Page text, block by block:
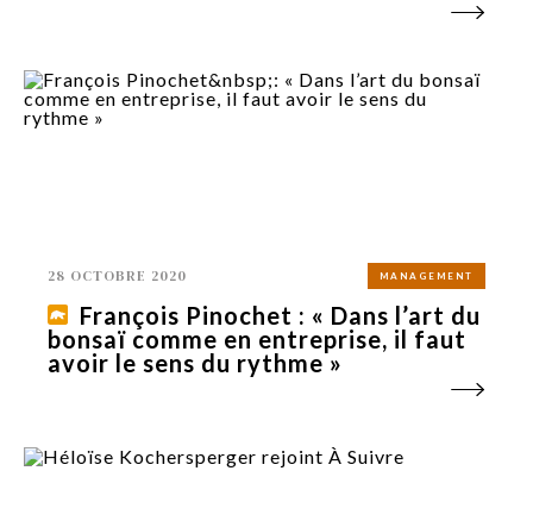
28 OCTOBRE 2020 MANAGEMENT
François Pinochet : « Dans l’art du
bonsaï comme en entreprise, il faut
avoir le sens du rythme »